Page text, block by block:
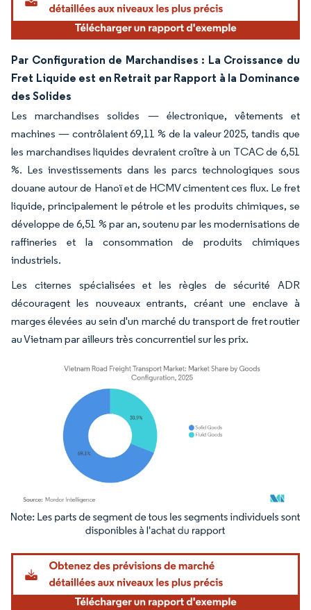
Par Configuration de Marchandises : La Croissance du
Fret Liquide est en Retrait par Rapport à la Dominance
des Solides
Les marchandises solides — électronique, vêtements et
machines — contrôlaient 69,11 % de la valeur 2025, tandis que
les marchandises liquides devraient croître à un TCAC de 6,51
%. Les investissements dans les parcs technologiques sous
douane autour de Hanoï et de HCMV cimentent ces flux. Le fret
liquide, principalement le pétrole et les produits chimiques, se
développe de 6,51 % par an, soutenu par les modernisations de
raffineries et la consommation de produits chimiques
industriels.
Les citernes spécialisées et les règles de sécurité ADR
découragent les nouveaux entrants, créant une enclave à
marges élevées au sein d'un marché du transport de fret routier
au Vietnam par ailleurs très concurrentiel sur les prix.
Image © Mordor Intelligence. La réutilisation nécessite une attribution sous CC BY